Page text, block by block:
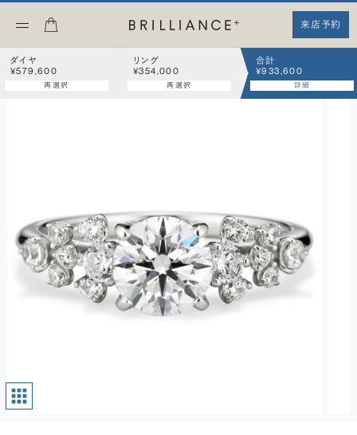
来店予約
ダイヤ
¥579,600
再選択
リング
¥354,000
再選択
合計
¥933,600
詳細